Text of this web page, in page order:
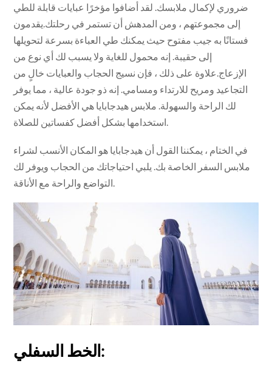
ضروري لإكمال ملابسك. لقد أضافوا مؤخرًا عبايات قابلة للطي
إلى مجموعتهم ، ومن المدهش أن تستمر في رحلتك.يقدمون
فستانًا به جيب مفتوح حيث يمكنك طي العباءة بسرعة لتحويلها
إلى حقيبة. إنه محمول للغاية ولا يسبب لك أي نوع من
الإزعاج.علاوة على ذلك ، فإن نسيج الحجاب والعبايات خالٍ من
التجاعيد ومريح للارتداء ومسامي. إنه ذو جودة عالية ، مما يوفر
لك الراحة والسهولة. ملابس هيدجابايا هي الأفضل لأنه يمكن
استخدامها بشكل أفضل كفساتين للصلاة.
في الختام ، يمكننا القول أن هيدجابايا هو المكان الأنسب لشراء
ملابس السفر الخاصة بك. يلبي احتياجاتك من الحجاب ويوفر لك
التواضع والراحة مع الأناقة.
الخط السفلي: